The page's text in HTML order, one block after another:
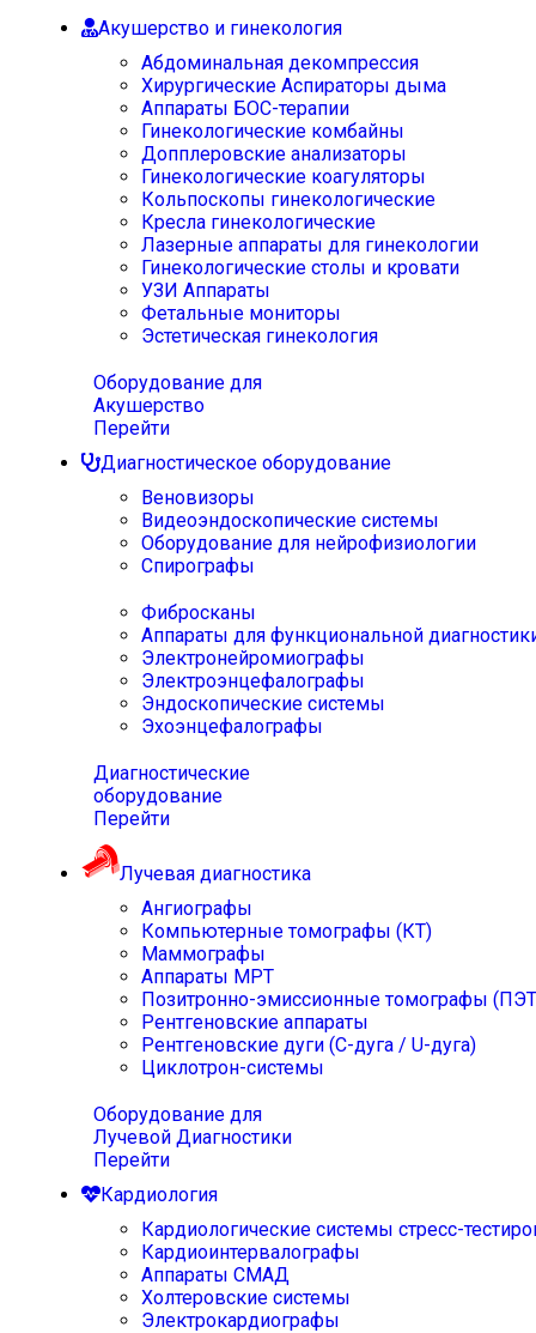
Акушерство и гинекология
Абдоминальная декомпрессия
Хирургические Аспираторы дыма
Аппараты БОС-терапии
Гинекологические комбайны
Допплеровские анализаторы
Гинекологические коагуляторы
Кольпоскопы гинекологические
Кресла гинекологические
Лазерные аппараты для гинекологии
Гинекологические столы и кровати
УЗИ Аппараты
Фетальные мониторы
Эстетическая гинекология
Оборудование для
Акушерство
Перейти
Диагностическое оборудование
Веновизоры
Видеоэндоскопические системы
Оборудование для нейрофизиологии
Спирографы
Фибросканы
Аппараты для функциональной
Электронейромиографы
Электроэнцефалографы
Эндоскопические системы
Эхоэнцефалографы
Диагностические
оборудование
Перейти
Лучевая диагностика
Ангиографы
Компьютерные томографы (КТ)
Маммографы
Аппараты МРТ
Позитронно-эмиссионные томографы
Рентгеновские аппараты
Рентгеновские дуги (С-дуга / U-дуга)
Циклотрон-системы
Оборудование для
Лучевой Диагностики
Перейти
Кардиология
Кардиологические системы стресс-
Кардиоинтервалографы
Аппараты СМАД
Холтеровские системы
Электрокардиографы